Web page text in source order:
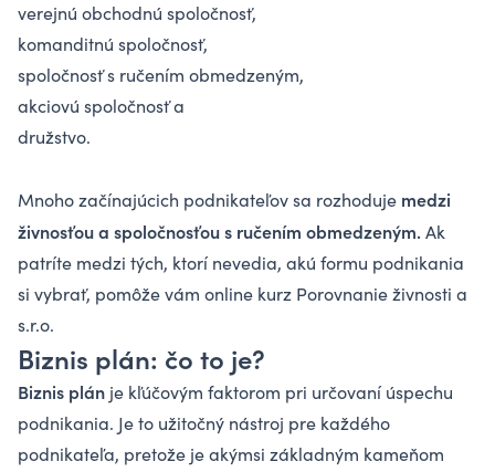
verejnú obchodnú spoločnosť,
komanditnú spoločnosť,
spoločnosť s ručením obmedzeným,
akciovú spoločnosť a
družstvo.
Mnoho začínajúcich podnikateľov sa rozhoduje medzi
živnosťou a spoločnosťou s ručením obmedzeným.Ak
patríte medzi tých, ktorí nevedia, akú formu podnikania
si vybrať, pomôže vám online kurz Porovnanie živnosti a
s.r.o.
Biznis plán: čo to je?
Biznis plán je kľúčovým faktorom pri určovaní úspechu
podnikania. Je to užitočný nástroj pre každého
podnikateľa, pretože je akýmsi základným kameňom